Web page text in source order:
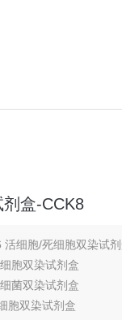
盒-CCK8
活细胞/死细胞双染试
胞双染试剂盒
菌双染试剂盒
胞双染试剂盒